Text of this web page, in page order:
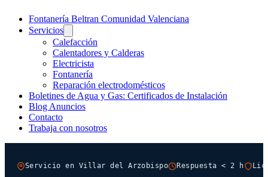
Fontanería Beltran Comunidad Valenciana
Servicios
Calefacción
Calentadores y Calderas
Electricista
Fontanería
Reparación electrodomésticos
Boletines de Agua y Gas: Certificados de Instalación
Blog Anuncios
Contacto
Trabaja con nosotros
Servicio en Villar del Arzobispo Respuesta < 2 h